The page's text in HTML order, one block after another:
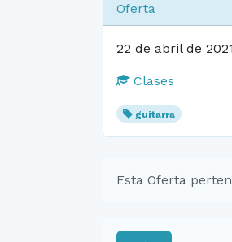
Oferta
22 de abril de 2021
Clases
guitarra
Esta Oferta